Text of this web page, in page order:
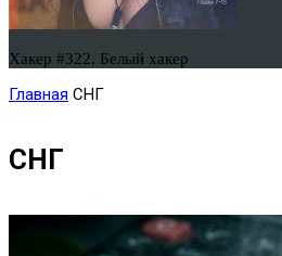
Хакер #322. Белый хакер
Главная СНГ
СНГ